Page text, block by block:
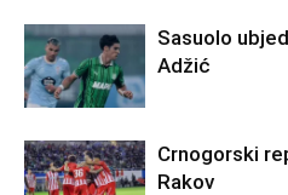
Sasuolo
Adžić
Crnogorski
Rakov